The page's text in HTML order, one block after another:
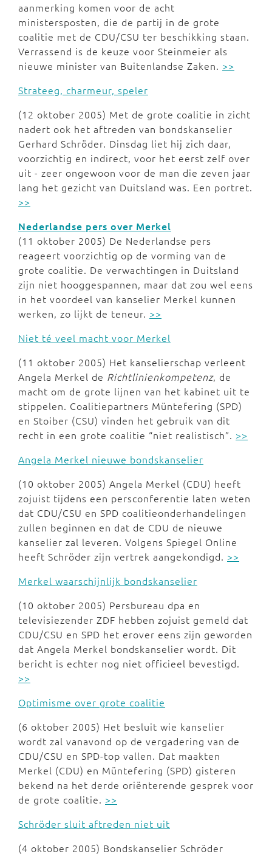
aanmerking komen voor de acht
ministersposten, die de partij in de grote
coalitie met de CDU/CSU ter beschikking staan.
Verrassend is de keuze voor Steinmeier als
nieuwe minister van Buitenlandse Zaken. >>
Strateeg, charmeur, speler
(12 oktober 2005) Met de grote coalitie in zicht
nadert ook het aftreden van bondskanselier
Gerhard Schröder. Dinsdag liet hij zich daar,
voorzichtig en indirect, voor het eerst zelf over
uit - zeer ongewoon voor de man die zeven jaar
lang het gezicht van Duitsland was. Een portret.
>>
Nederlandse pers over Merkel
(11 oktober 2005) De Nederlandse pers
reageert voorzichtig op de vorming van de
grote coalitie. De verwachtingen in Duitsland
zijn niet hooggespannen, maar dat zou wel eens
in het voordeel van kanselier Merkel kunnen
werken, zo lijkt de teneur. >>
Niet té veel macht voor Merkel
(11 oktober 2005) Het kanselierschap verleent
Angela Merkel de Richtlinienkompetenz, de
macht om de grote lijnen van het kabinet uit te
stippelen. Coalitiepartners Müntefering (SPD)
en Stoiber (CSU) vinden het gebruik van dit
recht in een grote coalitie “niet realistisch”. >>
Angela Merkel nieuwe bondskanselier
(10 oktober 2005) Angela Merkel (CDU) heeft
zojuist tijdens een persconferentie laten weten
dat CDU/CSU en SPD coalitieonderhandelingen
zullen beginnen en dat de CDU de nieuwe
kanselier zal leveren. Volgens Spiegel Online
heeft Schröder zijn vertrek aangekondigd. >>
Merkel waarschijnlijk bondskanselier
(10 oktober 2005) Persbureau dpa en
televisiezender ZDF hebben zojuist gemeld dat
CDU/CSU en SPD het erover eens zijn geworden
dat Angela Merkel bondskanselier wordt. Dit
bericht is echter nog niet officieel bevestigd.
>>
Optimisme over grote coalitie
(6 oktober 2005) Het besluit wie kanselier
wordt zal vanavond op de vergadering van de
CDU/CSU en SPD-top vallen. Dat maakten
Merkel (CDU) en Müntefering (SPD) gisteren
bekend na het derde oriënterende gesprek voor
de grote coalitie. >>
Schröder sluit aftreden niet uit
(4 oktober 2005) Bondskanselier Schröder